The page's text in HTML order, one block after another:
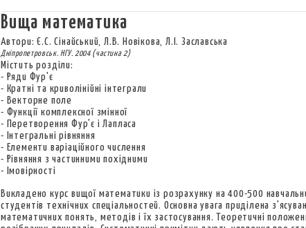
Вища математика
Автори: Є.С. Сінайський, Л.В. Новікова, Л.І. Заславська
Дніпропетровськ. НГУ. 2004 (частина 2)
Містить розділи:
- Ряди Фур'є
- Кратні та криволінійні інтеграли
- Векторне поле
- Функції комплексної змінної
- Перетворення Фур'є і Лапласа
- Інтегральні рівняння
- Елементи варіаційного числення
- Рівняння з частинними похідними
- Імовірності
Викладено курс вищої математики із розрахунку на 400-500
студентів технічних спеціальностей. Основна увага приділена
математичних понять, методів і їх застосування. Теоретичні